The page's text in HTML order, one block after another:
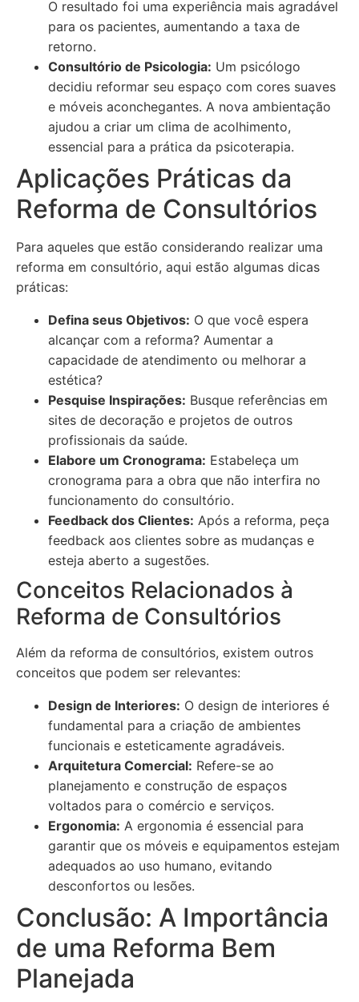
O resultado foi uma experiência mais agradável
para os pacientes, aumentando a taxa de
retorno.
Consultório de Psicologia: Um psicólogo
decidiu reformar seu espaço com cores suaves
e móveis aconchegantes. A nova ambientação
ajudou a criar um clima de acolhimento,
essencial para a prática da psicoterapia.
Aplicações Práticas da
Reforma de Consultórios
Para aqueles que estão considerando realizar uma
reforma em consultório, aqui estão algumas dicas
práticas:
Defina seus Objetivos: O que você espera
alcançar com a reforma? Aumentar a
capacidade de atendimento ou melhorar a
estética?
Pesquise Inspirações: Busque referências em
sites de decoração e projetos de outros
profissionais da saúde.
Elabore um Cronograma: Estabeleça um
cronograma para a obra que não interfira no
funcionamento do consultório.
Feedback dos Clientes: Após a reforma, peça
feedback aos clientes sobre as mudanças e
esteja aberto a sugestões.
Conceitos Relacionados à
Reforma de Consultórios
Além da reforma de consultórios, existem outros
conceitos que podem ser relevantes:
Design de Interiores: O design de interiores é
fundamental para a criação de ambientes
funcionais e esteticamente agradáveis.
Arquitetura Comercial: Refere-se ao
planejamento e construção de espaços
voltados para o comércio e serviços.
Ergonomia: A ergonomia é essencial para
garantir que os móveis e equipamentos estejam
adequados ao uso humano, evitando
desconfortos ou lesões.
Conclusão: A Importância
de uma Reforma Bem
Planejada